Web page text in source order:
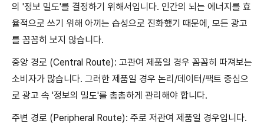
의 '정보 밀도'를 결정하기 위해서입니다. 인간의 뇌는 에너지를 효
율적으로 쓰기 위해 아끼는 습성으로 진화했기 때문에, 모든 광고
를 꼼꼼히 보지 않습니다.
중앙 경로 (Central Route): 고관여 제품일 경우 꼼꼼히 따져보는
소비자가 많습니다. 그러한 제품일 경우 논리/데이터/팩트 중심으
로 광고 속 '정보의 밀도'를 촘촘하게 관리해야 합니다.
주변 경로 (Peripheral Route): 주로 저관여 제품일 경우입니다.